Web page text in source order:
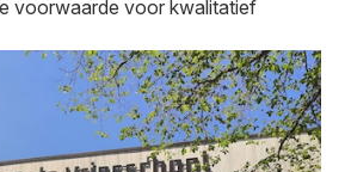
voorwaarde voor kwalitatief